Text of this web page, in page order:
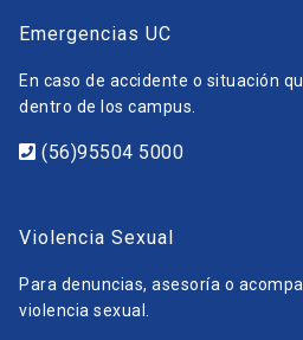
Emergencias UC
En caso de accidente o situación
dentro de los campus.
(56)95504 5000
Violencia Sexual
Para denuncias, asesoría o
violencia sexual.